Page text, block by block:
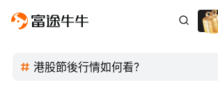
港股節後行情如何看？